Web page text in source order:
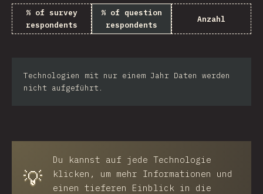
% of survey
respondents
% of question
respondents
Anzahl
Technologien mit nur einem Jahr Daten werden
nicht aufgeführt.
💡
Du kannst auf jede Technologie
klicken, um mehr Informationen und
einen tieferen Einblick in die